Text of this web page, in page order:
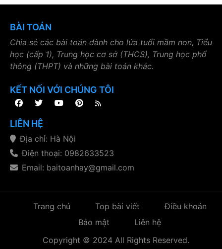
BÀI TOÁN
Chia sẻ các bài toán dành cho lứa tuổi mầm non, Tiểu
học (cấp 1), Trung học cơ sở (THCS), Trung học phổ
thông (THPT) và những bài toán khác.
KẾT NỐI VỚI CHÚNG TÔI
LIÊN HỆ
Địa chỉ: Hà Nội
Điện thoại: 0982633523
Email: baitoanhay@gmail.com
Trang chủ Top bài viết
Điều khoản
Bảo mật
Liên hệ
Copyright © 2024 All Rights Reserved.